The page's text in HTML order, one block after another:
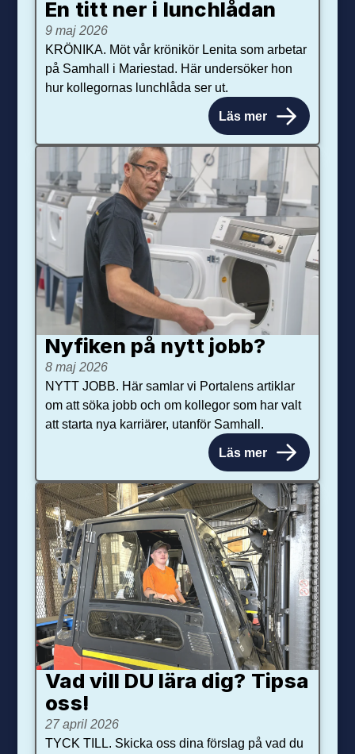
En titt ner i lunchlådan
9 maj 2026
KRÖNIKA. Möt vår krönikör Lenita som arbetar
på Samhall i Mariestad. Här undersöker hon
hur kollegornas lunchlåda ser ut.
Läs mer
Nyfiken på nytt jobb?
8 maj 2026
NYTT JOBB. Här samlar vi Portalens artiklar
om att söka jobb och om kollegor som har valt
att starta nya karriärer, utanför Samhall.
Läs mer
Vad vill DU lära dig? Tipsa
oss!
27 april 2026
TYCK TILL. Skicka oss dina förslag på vad du